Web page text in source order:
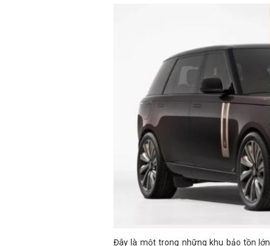
Đây là một trong những khu bảo tồn